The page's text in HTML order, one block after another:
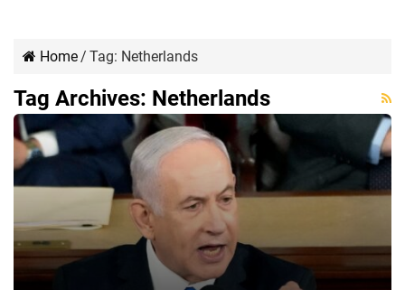
Home/ Tag: Netherlands
Tag Archives: Netherlands